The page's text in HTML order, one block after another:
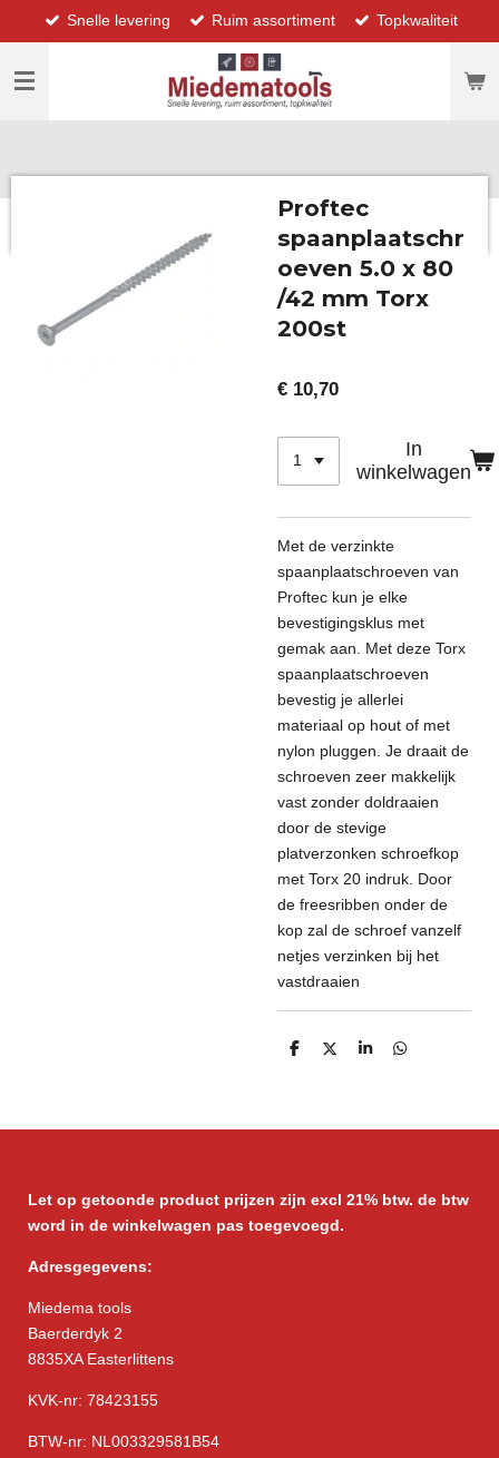
direct
naar
hoofdinhoud
Snelle levering Ruim assortiment Topkwaliteit
Proftec
spaanplaatschr
oeven 5.0 x 80
/42 mm Torx
200st
€ 10,70
In
winkelwagen
Met de verzinkte
spaanplaatschroeven van
Proftec kun je elke
bevestigingsklus met
gemak aan. Met deze Torx
spaanplaatschroeven
bevestig je allerlei
materiaal op hout of met
nylon pluggen. Je draait de
schroeven zeer makkelijk
vast zonder doldraaien
door de stevige
platverzonken schroefkop
met Torx 20 indruk. Door
de freesribben onder de
kop zal de schroef vanzelf
netjes verzinken bij het
vastdraaien
D
D
S
D
Let op getoonde product prijzen zijn excl 21% btw. de btw
word in de winkelwagen pas toegevoegd.
Adresgegevens:
Miedema tools
Baerderdyk 2
8835XA Easterlittens
KVK-nr: 78423155
BTW-nr: NL003329581B54